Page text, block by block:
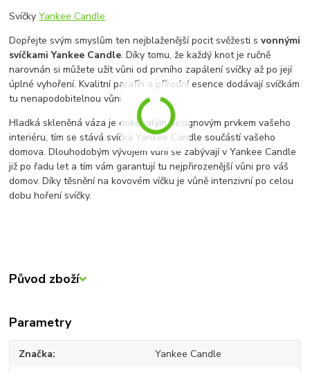
SvíčkyYankee Candle
Dopřejte svým smyslům ten nejblaženější pocit svěžesti svonnými
svíčkami Yankee Candle. Díky tomu, že každý knot je ručně
narovnán si můžete užít vůni od prvního zapálení svíčky až po její
úplné vyhoření. Kvalitní parafín a přírodní esence dodávají svíčkám
tu nenapodobitelnou vůni.
Hladká skleněná váza je dokonalým designovým prvkem vašeho
interiéru, tím se stává svíčka Yankee Candle součástí vašeho
domova. Dlouhodobým vývojem vůní se zabývají v Yankee Candle
již po řadu let a tím vám garantují tu nejpřirozenější vůni pro váš
domov. Díky těsnění na kovovém víčku je vůně intenzivní po celou
dobu hoření svíčky.
Původ zboží
Parametry
Značka Yankee Candle